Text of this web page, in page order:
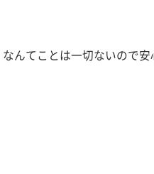
なんてことは一切ないので安